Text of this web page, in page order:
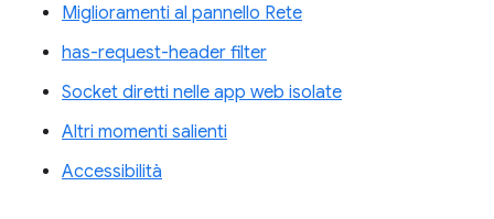
Miglioramenti al pannello Rete
has-request-header filter
Socket diretti nelle app web isolate
Altri momenti salienti
Accessibilità